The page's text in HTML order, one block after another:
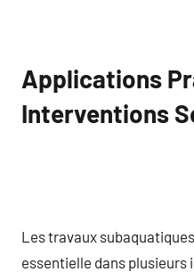
Applications
Interventions
Les travaux
essentielle dans plusieurs